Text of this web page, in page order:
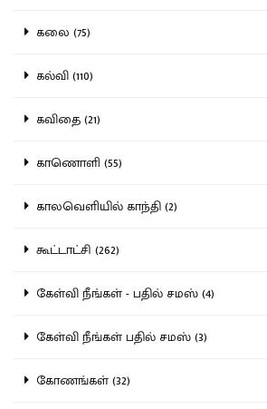
கலை (75)
கல்வி (110)
கவிதை (21)
காணொளி (55)
காலவெளியில் காந்தி (2)
கூட்டாட்சி (262)
கேள்வி நீங்கள் - பதில் சமஸ் (4)
கேள்வி நீங்கள் பதில் சமஸ் (3)
கோணங்கள் (32)